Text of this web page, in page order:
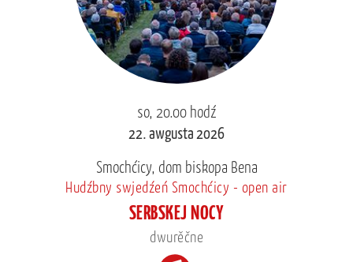
so, 20.00 hodź
22. awgusta 2026
Smochćicy, dom biskopa Bena
Hudźbny swjedźeń Smochćicy - open air
SERBSKEJ NOCY
dwurěčne